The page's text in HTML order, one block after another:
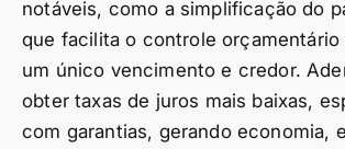
notáveis, como a simplificação do
que facilita o controle orçamentário
um único vencimento e credor.
obter taxas de juros mais baixas,
com garantias, gerando economia,